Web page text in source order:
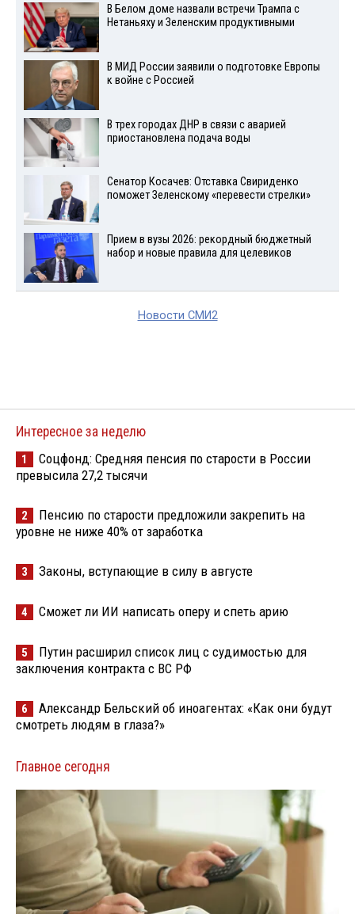
В Белом доме назвали встречи Трампа с
Нетаньяху и Зеленским продуктивными
В МИД России заявили о подготовке Европы
к войне с Россией
В трех городах ДНР в связи с аварией
приостановлена подача воды
Сенатор Косачев: Отставка Свириденко
поможет Зеленскому «перевести стрелки»
Прием в вузы 2026: рекордный бюджетный
набор и новые правила для целевиков
Новости СМИ2
Интересное за неделю
1
Соцфонд: Средняя пенсия по старости в России
превысила 27,2 тысячи
2
Пенсию по старости предложили закрепить на
уровне не ниже 40% от заработка
3 Законы, вступающие в силу в августе
4 Сможет ли ИИ написать оперу и спеть арию
5
Путин расширил список лиц с судимостью для
заключения контракта с ВС РФ
6
Александр Бельский об иноагентах: «Как они будут
смотреть людям в глаза?»
Главное сегодня